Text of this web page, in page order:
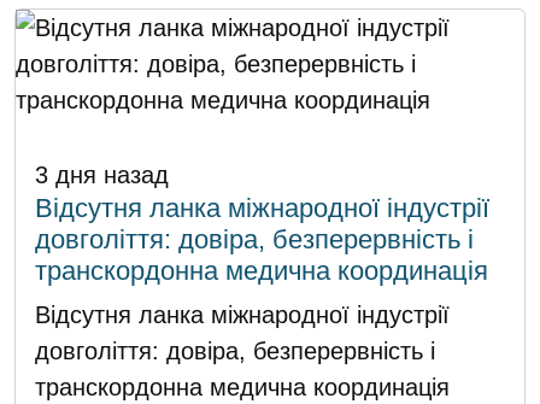
3 дня назад
Відсутня ланка міжнародної індустрії
довголіття: довіра, безперервність і
транскордонна медична координація
Відсутня ланка міжнародної індустрії
довголіття: довіра, безперервність і
транскордонна медична координація